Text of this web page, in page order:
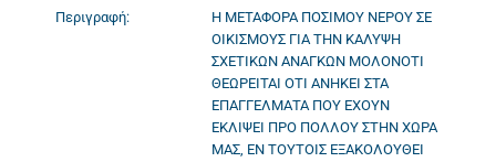
Περιγραφή:
Η ΜΕΤΑΦΟΡΑ ΠΟΣΙΜΟΥ ΝΕΡΟΥ ΣΕ
ΟΙΚΙΣΜΟΥΣ ΓΙΑ ΤΗΝ ΚΑΛΥΨΗ
ΣΧΕΤΙΚΩΝ ΑΝΑΓΚΩΝ ΜΟΛΟΝΟΤΙ
ΘΕΩΡΕΙΤΑΙ ΟΤΙ ΑΝΗΚΕΙ ΣΤΑ
ΕΠΑΓΓΕΛΜΑΤΑ ΠΟΥ ΕΧΟΥΝ
ΕΚΛΙΨΕΙ ΠΡΟ ΠΟΛΛΟΥ ΣΤΗΝ ΧΩΡΑ
ΜΑΣ, ΕΝ ΤΟΥΤΟΙΣ ΕΞΑΚΟΛΟΥΘΕΙ